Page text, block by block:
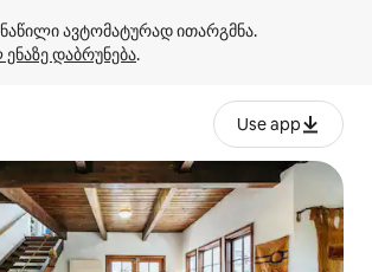
დაბრუნება.
Use app